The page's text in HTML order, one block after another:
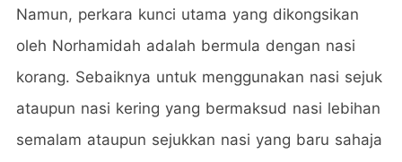
Namun, perkara kunci utama yang dikongsikan
oleh Norhamidah adalah bermula dengan nasi
korang. Sebaiknya untuk menggunakan nasi sejuk
ataupun nasi kering yang bermaksud nasi lebihan
semalam ataupun sejukkan nasi yang baru sahaja